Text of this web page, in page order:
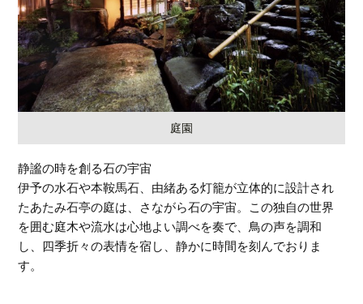
庭園
静謐の時を創る石の宇宙
伊予の水石や本鞍馬石、由緒ある灯籠が立体的に設計され
たあたみ石亭の庭は、さながら石の宇宙。この独自の世界
を囲む庭木や流水は心地よい調べを奏で、鳥の声を調和
し、四季折々の表情を宿し、静かに時間を刻んでおりま
す。